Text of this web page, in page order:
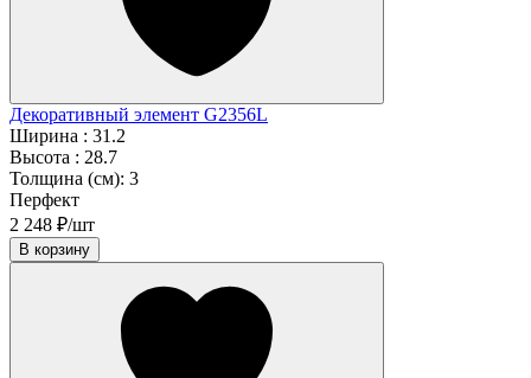
Декоративный элемент G2356L
Ширина : 31.2
Высота : 28.7
Толщина (см): 3
Перфект
2 248 ₽/шт
В корзину